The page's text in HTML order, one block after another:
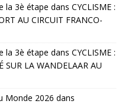
la 3è étape dans CYCLISME :
AU CIRCUIT FRANCO-
la 3è étape dans CYCLISME :
SUR LA WANDELAAR AU
Monde 2026 dans